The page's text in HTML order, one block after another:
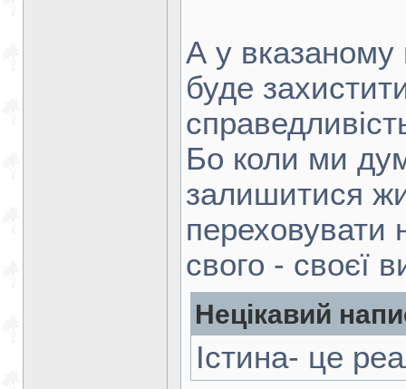
А у
буде
Бо коли ми
залишитися
свого - своєї
Нецікавий
Істина- це